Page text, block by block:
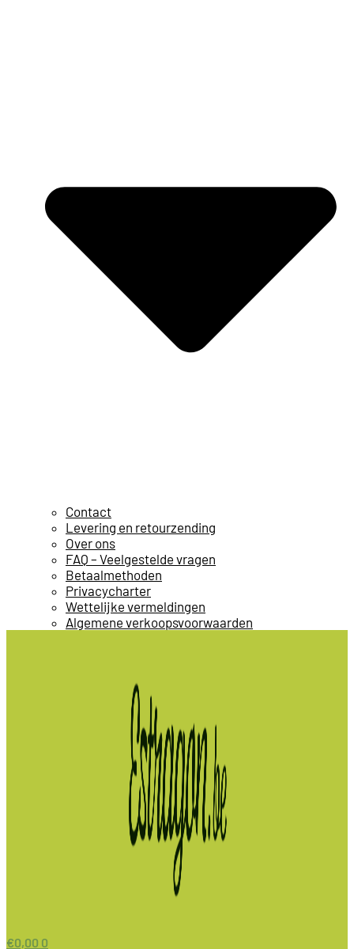
Contact
Levering en retourzending
Over ons
FAQ – Veelgestelde vragen
Betaalmethoden
Privacycharter
Wettelijke vermeldingen
Algemene verkoopsvoorwaarden
€0,00 0